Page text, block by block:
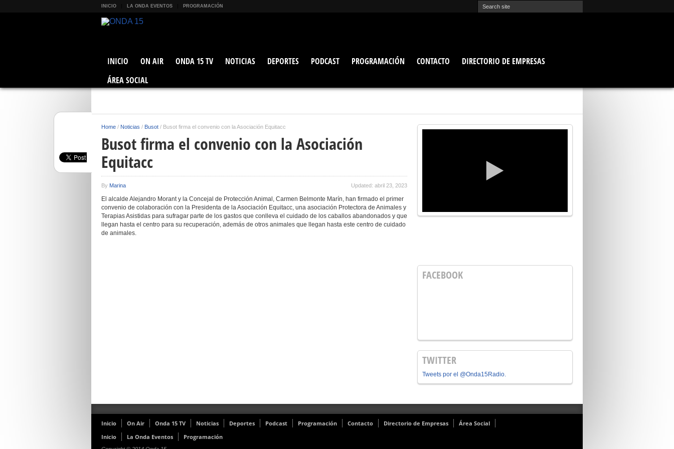
INICIO LA ONDA EVENTOS PROGRAMACIÓN
INICIO ON AIR ONDA 15 TV NOTICIAS DEPORTES PODCAST PROGRAMACIÓN CONTACTO
DIRECTORIO DE EMPRESAS
ÁREA SOCIAL
Home / Noticias / Busot / Busot firma el convenio con la Asociación Equitacc
Busot firma el convenio con la Asociación
Equitacc
By Marina Updated: abril 23, 2023
El alcalde Alejandro Morant y la Concejal de Protección Animal, Carmen Belmonte Marín, han firmado el primer
convenio de colaboración con la Presidenta de la Asociación Equitacc, una asociación Protectora de Animales y
Terapias Asistidas para sufragar parte de los gastos que conlleva el cuidado de los caballos abandonados y que
llegan hasta el centro para su recuperación, además de otros animales que llegan hasta este centro de cuidado
de animales.
FACEBOOK
TWITTER
Tweets por el @Onda15Radio.
Inicio On Air Onda 15 TV Noticias Deportes Podcast Programación Contacto Directorio de Empresas
Área Social
Inicio
La Onda Eventos Programación